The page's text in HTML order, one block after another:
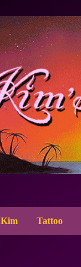
Kim Tattoo